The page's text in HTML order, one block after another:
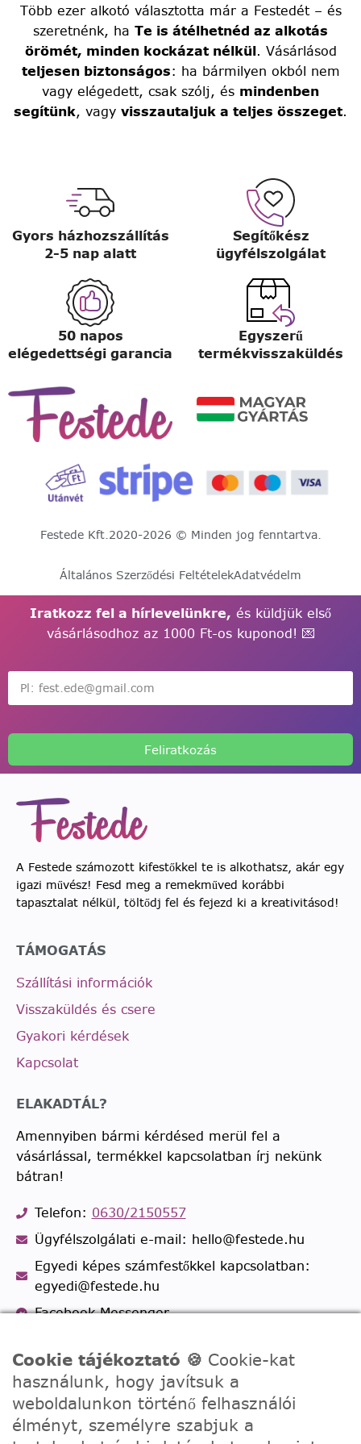
Több ezer alkotó választotta már a Festedét – és
szeretnénk, ha Te is átélhetnéd az alkotás
örömét, minden kockázat nélkül. Vásárlásod
teljesen biztonságos: ha bármilyen okból nem
vagy elégedett, csak szólj, és mindenben
segítünk, vagy visszautaljuk a teljes összeget.
Gyors házhozszállítás
2-5 nap alatt
Segítőkész
ügyfélszolgálat
50 napos
elégedettségi garancia
Egyszerű
termékvisszaküldés
Festede Kft.2020-2026 © Minden jog fenntartva.
Általános Szerződési FeltételekAdatvédelm
Iratkozz fel a hírlevelünkre, és küldjük első
vásárlásodhoz az 1000 Ft-os kuponod! 💌
Feliratkozás
A Festede számozott kifestőkkel te is alkothatsz, akár egy
igazi művész! Fesd meg a remekműved korábbi
tapasztalat nélkül, töltődj fel és fejezd ki a kreativitásod!
TÁMOGATÁS
Szállítási információk
Visszaküldés és csere
Gyakori kérdések
Kapcsolat
ELAKADTÁL?
Amennyiben bármi kérdésed merül fel a
vásárlással, termékkel kapcsolatban írj nekünk
bátran!
Telefon: 0630/2150557
Ügyfélszolgálati e-mail: hello@festede.hu
Egyedi képes számfestőkkel kapcsolatban:
egyedi@festede.hu
Facebook Messenger
Cookie tájékoztató 🍪 Cookie-kat
használunk, hogy javítsuk a
weboldalunkon történő felhasználói
élményt, személyre szabjuk a